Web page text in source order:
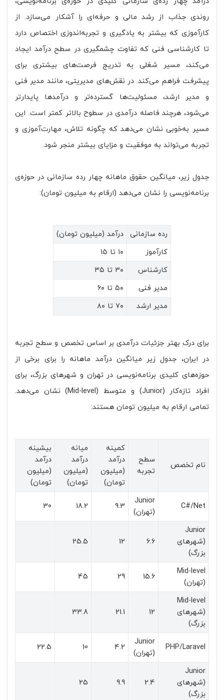
روندی جذاب از رشد مالی و حرفه‌ای را آشکار می‌سازد. از
کارآموزی که بیشتر به یادگیری و تجربه‌اندوزی اختصاص دارد
تا کارشناسی فنی که تفاوت چشمگیری در سطح درآمد ایجاد
می‌کند، مسیر شغلی به تدریج فرصت‌های بیشتری برای
پیشرفت فراهم می‌کند. در نقش‌های مدیریتی، مانند مدیر فنی
و مدیر ارشد، مسئولیت‌ها گسترده‌تر و درآمدها پایدارتر
می‌شود، هرچند فاصله درآمدی در سطوح بالاتر کمتر است. این
مسیر به‌خوبی نشان می‌دهد که چگونه تلاش، مهارت‌آموزی و
تجربه می‌تواند به موفقیت و مزایای بیشتر منجر شود.
جدول زیر، میانگین حقوق ماهانه چهار رده سازمانی در حوزه‌ی
برنامه‌نویسی را نشان می‌دهد (ارقام به میلیون تومان):
رده سازمانی
درآمد (میلیون تومان)
کارآموز
۱۰ تا ۱۵
کارشناس
۳۰ تا ۳۵
مدیر فنی
۵۰ تا ۶۰
مدیر ارشد
۷۰ تا ۸۰
برای درک بهتر جزئیات درآمدی بر اساس تخصص و سطح تجربه
در ایران، جدول زیر میانگین درآمد ماهانه را برای برخی از
حوزه‌های کلیدی برنامه‌نویسی در تهران و شهرهای بزرگ، برای
افراد تازه‌کار (Junior) و متوسط (Mid-level) نشان می‌دهد.
تمامی ارقام به میلیون تومان هستند:
نام تخصص
سطح
تجربه
کمینه
درآمد
(میلیون
تومان)
میانه
درآمد
(میلیون
تومان)
بیشینه
درآمد
(میلیون
تومان)
C#/Net
Junior
(تهران)
9.3
18.2
30
Junior
(شهرهای
بزرگ)
6.6
12
25.5
Mid-level
(تهران)
15.6
29
45
Mid-level
(شهرهای
بزرگ)
12
21.1
33.8
PHP/Laravel
Junior
(تهران)
4.2
10
22.5
Junior
(شهرهای
بزرگ)
2.4
9.9
25